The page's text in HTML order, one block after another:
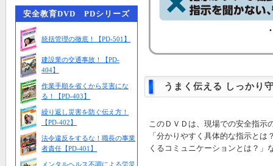
安全教育DVD PDシリーズ
統括管理の徹底！【PD-501】
建設業の交通事故！【PD-
404】
作業手順を省くから災害にな
る！【PD-403】
繰り返し災害を防ぐ伝え方！
【PD-402】
法令違反をするな！職長の事業
者責任【PD-401】
メンタルヘルス不調による労災
うまく伝える しっかり
このＤＶＤは、現場での安全指示
「分かりやすく具体的な指示と
くるコミュニケーションとは？」